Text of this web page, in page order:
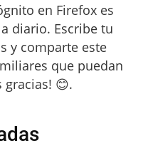
en Firefox es
diario. Escribe tu
y comparte este
que puedan
gracias! 😊.